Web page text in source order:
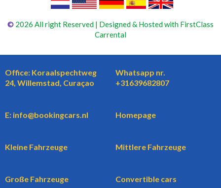
© 2026 All right Reserved | Designed & Hosted with FirstClass
Carrental
Office: Koraalspechtweg
24, Willemstad, Curaçao
Whatsapp nr.
+31639682807
E: info@bookingcars.nl Homepage
Kleine Fahrzeuge Mittlere Fahrzeuge
Große Fahrzeuge Convertible cars